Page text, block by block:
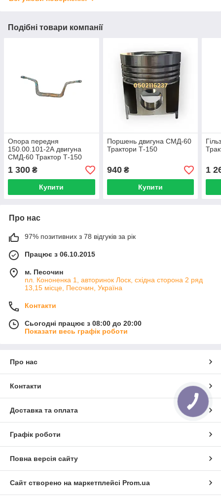
Подібні товари компанії
Опора передня
150.00.101-2А двигуна
СМД-60 Трактор Т-150
1 300 ₴
Купити
Поршень двигуна СМД-60
Трактори Т-150
940₴
Купити
1
Про нас
97% позитивних з 78 відгуків за рік
Працює з 06.10.2015
м. Песочин
пл. Кононенка 1, авторинок Лоск, східна сторона 2 ряд
13,15 місце, Песочин, Україна
Контакти
Сьогодні працює з 08:00 до 20:00
Показати весь графік роботи
Про нас
Контакти
Доставка та оплата
Графік роботи
Повна версія сайту
Сайт створено на маркетплейсі Prom.ua
КНОПКА
ЗВ'ЯЗКУ